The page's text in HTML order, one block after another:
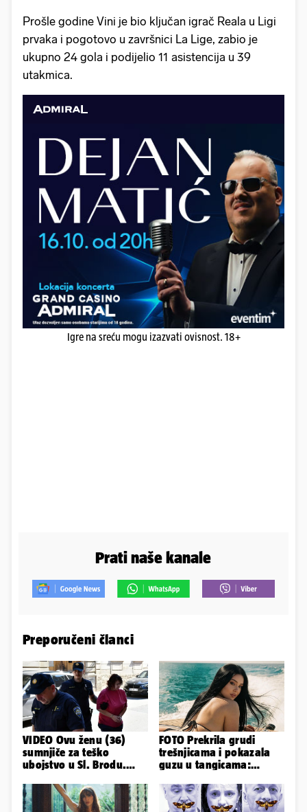
Prošle godine Vini je bio ključan igrač Reala u Ligi
prvaka i pogotovo u završnici La Lige, zabio je
ukupno 24 gola i podijelio 11 asistencija u 39
utakmica.
Igre na sreću mogu izazvati ovisnost. 18+
Prati naše kanale
Preporučeni članci
VIDEO Ovu ženu (36)
sumnjiče za teško
ubojstvo u Sl. Brodu.
ispitivanje
FOTO Prekrila grudi
trešnjicama i pokazala
guzu u tangicama:
Slavonka